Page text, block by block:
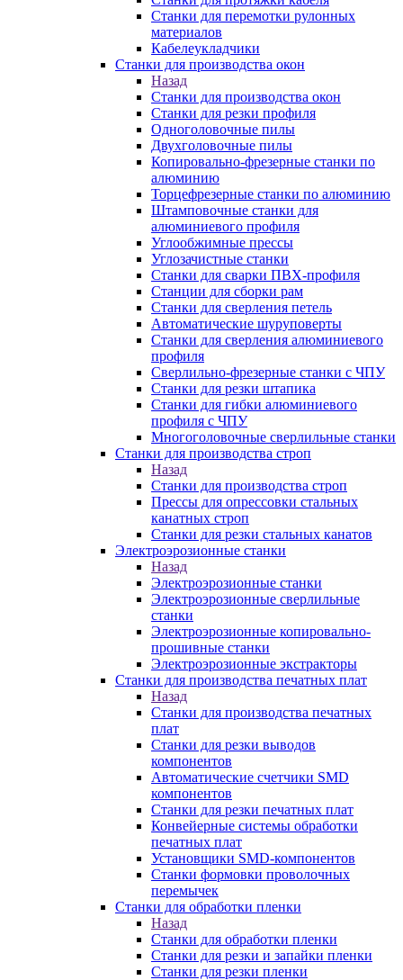
Станки для перемотки рулонных
материалов
Кабелеукладчики
Станки для производства окон
Назад
Станки для производства окон
Станки для резки профиля
Одноголовочные пилы
Двухголовочные пилы
Копировально-фрезерные станки по
алюминию
Торцефрезерные станки по алюминию
Штамповочные станки для
алюминиевого профиля
Углообжимные прессы
Углозачистные станки
Станки для сварки ПВХ-профиля
Станции для сборки рам
Станки для сверления петель
Автоматические шуруповерты
Станки для сверления алюминиевого
профиля
Сверлильно-фрезерные станки с ЧПУ
Станки для резки штапика
Станки для гибки алюминиевого
профиля с ЧПУ
Многоголовочные сверлильные станки
Станки для производства строп
Назад
Станки для производства строп
Прессы для опрессовки стальных
канатных строп
Станки для резки стальных канатов
Электроэрозионные станки
Назад
Электроэрозионные станки
Электроэрозионные сверлильные
станки
Электроэрозионные копировально-
прошивные станки
Электроэрозионные экстракторы
Станки для производства печатных плат
Назад
Станки для производства печатных
плат
Станки для резки выводов
компонентов
Автоматические счетчики SMD
компонентов
Станки для резки печатных плат
Конвейерные системы обработки
печатных плат
Установщики SMD-компонентов
Станки формовки проволочных
перемычек
Станки для обработки пленки
Назад
Станки для обработки пленки
Станки для резки и запайки пленки
Станки для резки пленки